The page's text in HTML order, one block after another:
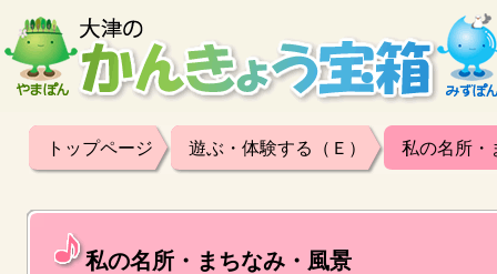
トップページ 遊ぶ・体験する（Ｅ） 私の名所・
私の名所・まちなみ・風景